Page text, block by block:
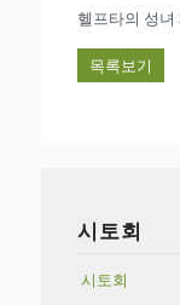
목록보기
시토회
시토회